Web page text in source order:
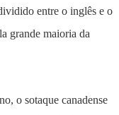
entre o inglês e o
grande maioria da
o sotaque canadense